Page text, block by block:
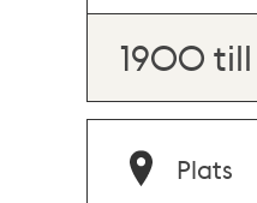
1900 till
Plats